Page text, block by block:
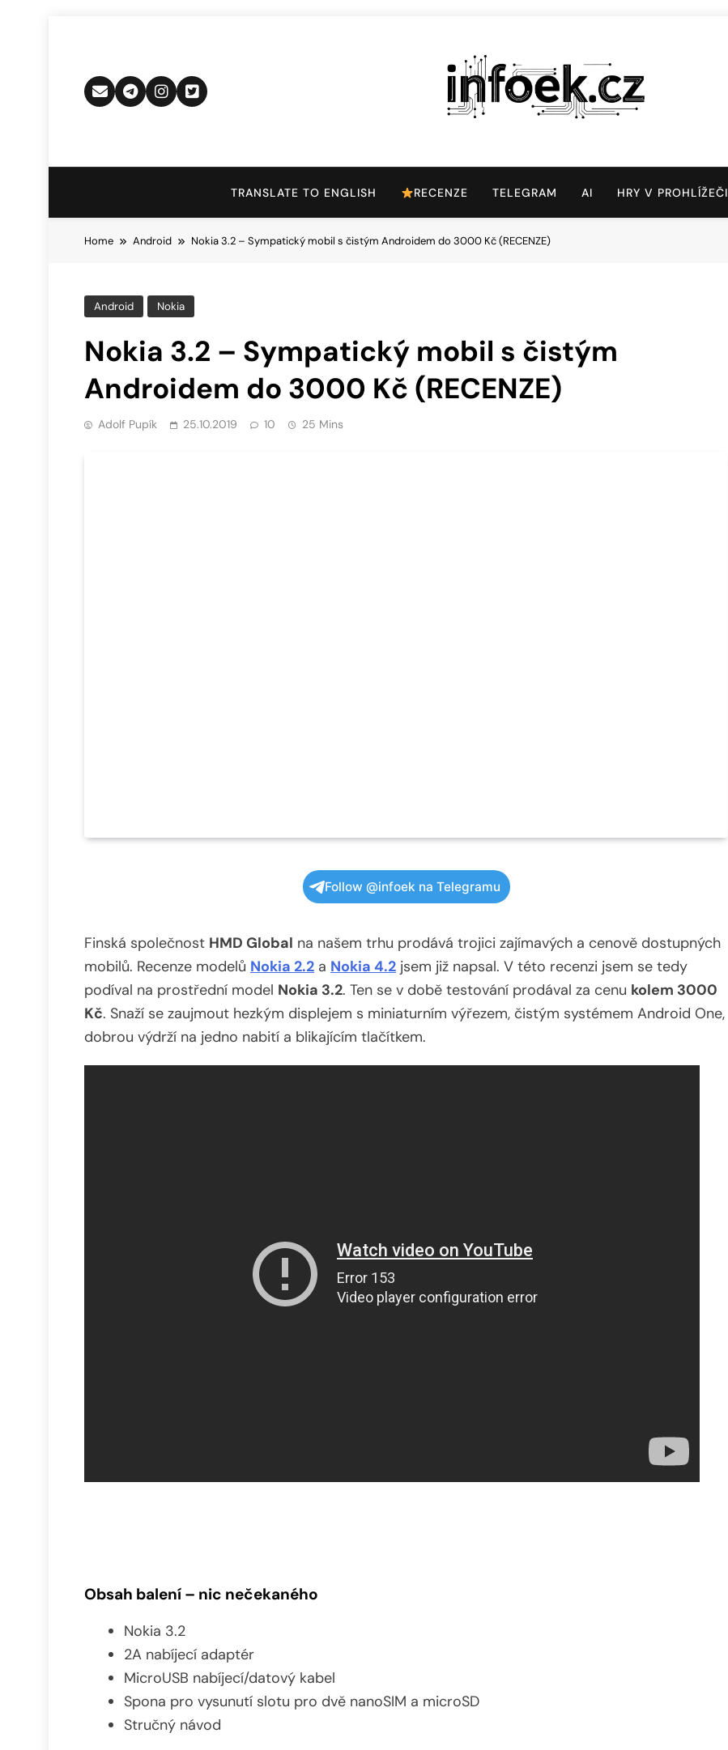
Infoek.cz
TRANSLATE TO ENGLISH RECENZE TELEGRAM AI HRY V PROHLÍŽEČI
Home Android Nokia 3.2 – Sympatický mobil s čistým Androidem do 3000 Kč (RECENZE)
Android Nokia
Nokia 3.2 – Sympatický mobil s čistým
Androidem do 3000 Kč (RECENZE)
Adolf Pupík 25.10.2019 10 25 Mins
Follow @infoek na Telegramu
Finská společnost HMD Global na našem trhu prodává trojici zajímavých a cenově dostupných
mobilů. Recenze modelů Nokia 2.2 a Nokia 4.2 jsem již napsal. V této recenzi jsem se tedy
podíval na prostřední model Nokia 3.2. Ten se v době testování prodával za cenu kolem 3000
Kč. Snaží se zaujmout hezkým displejem s miniaturním výřezem, čistým systémem Android One,
dobrou výdrží na jedno nabití a blikajícím tlačítkem.
Obsah balení – nic nečekaného
Nokia 3.2
2A nabíjecí adaptér
MicroUSB nabíjecí/datový kabel
Spona pro vysunutí slotu pro dvě nanoSIM a microSD
Stručný návod